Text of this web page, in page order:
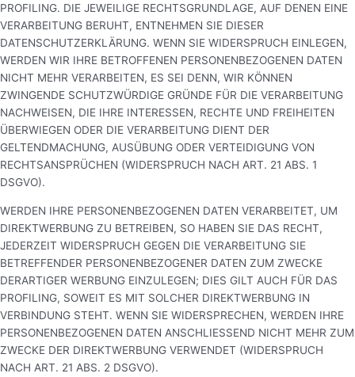
PROFILING. DIE JEWEILIGE RECHTSGRUNDLAGE, AUF DENEN EINE
VERARBEITUNG BERUHT, ENTNEHMEN SIE DIESER
DATENSCHUTZERKLÄRUNG. WENN SIE WIDERSPRUCH EINLEGEN,
WERDEN WIR IHRE BETROFFENEN PERSONENBEZOGENEN DATEN
NICHT MEHR VERARBEITEN, ES SEI DENN, WIR KÖNNEN
ZWINGENDE SCHUTZWÜRDIGE GRÜNDE FÜR DIE VERARBEITUNG
NACHWEISEN, DIE IHRE INTERESSEN, RECHTE UND FREIHEITEN
ÜBERWIEGEN ODER DIE VERARBEITUNG DIENT DER
GELTENDMACHUNG, AUSÜBUNG ODER VERTEIDIGUNG VON
RECHTSANSPRÜCHEN (WIDERSPRUCH NACH ART. 21 ABS. 1
DSGVO).
WERDEN IHRE PERSONENBEZOGENEN DATEN VERARBEITET, UM
DIREKTWERBUNG ZU BETREIBEN, SO HABEN SIE DAS RECHT,
JEDERZEIT WIDERSPRUCH GEGEN DIE VERARBEITUNG SIE
BETREFFENDER PERSONENBEZOGENER DATEN ZUM ZWECKE
DERARTIGER WERBUNG EINZULEGEN; DIES GILT AUCH FÜR DAS
PROFILING, SOWEIT ES MIT SOLCHER DIREKTWERBUNG IN
VERBINDUNG STEHT. WENN SIE WIDERSPRECHEN, WERDEN IHRE
PERSONENBEZOGENEN DATEN ANSCHLIESSEND NICHT MEHR ZUM
ZWECKE DER DIREKTWERBUNG VERWENDET (WIDERSPRUCH
NACH ART. 21 ABS. 2 DSGVO).